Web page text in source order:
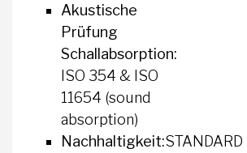
Akustische
Prüfung
Schallabsorption:
ISO 354 & ISO
11654 (sound
absorption)
Nachhaltigkeit:STANDARD